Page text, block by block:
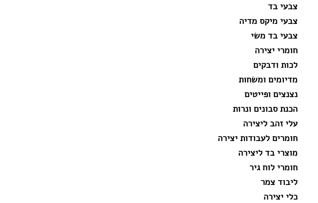
צבעי בד
צבעי מיקס מדיה
צבעי בד משי
חומרי יצירה
לכות ודבקים
מדיומים ומשחות
נצנצים ופייטים
הכנת סבונים ונרות
עלי זהב ליצירה
חומרים לעבודות יצירה
מוצרי בד ליצירה
חומרי לוח גיר
ליבוד צמר
כלי יצירה